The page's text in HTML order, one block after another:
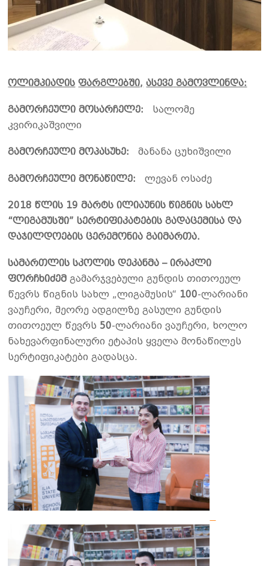
ოლიმპიადის ფარგლებში, ასევე გამოვლინდა:
გამორჩეული მოსარჩელე: სალომე
კვირიკაშვილი
გამორჩეული მოპასუხე: მანანა ცუხიშვილი
გამორჩეული მონაწილე: ლევან ოსაძე
2018 წლის 19 მარტს ილიაუნის წიგნის სახლ
“ლიგამუსში”სერტიფიკატების გადაცემისა და
დაჯილდოების ცერემონია გაიმართა.
სამართლის სკოლის დეკანმა – ირაკლი
ფორჩხიძემ გამარჯვებული გუნდის თითოეულ
წევრს წიგნის სახლ „ლიგამუსის“ 100-ლარიანი
ვაუჩერი, მეორე ადგილზე გასული გუნდის
თითოეულ წევრს 50-ლარიანი ვაუჩერი, ხოლო
ნახევარფინალური ეტაპის ყველა მონაწილეს
სერტიფიკატები გადასცა.